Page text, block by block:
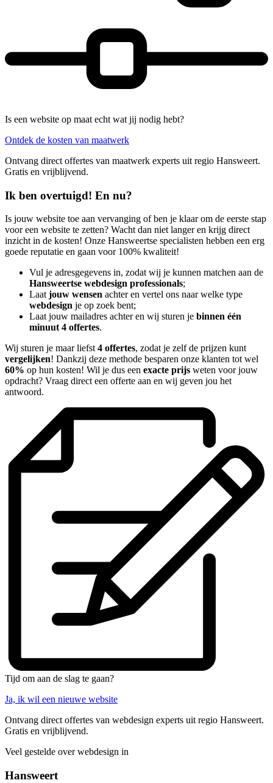
Is een website op maat echt wat jij nodig hebt?
Ontdek de kosten van maatwerk
Ontvang direct offertes van maatwerk experts uit regio Hansweert.
Gratis en vrijblijvend.
Ik ben overtuigd! En nu?
Is jouw website toe aan vervanging of ben je klaar om de eerste stap
voor een website te zetten? Wacht dan niet langer en krijg direct
inzicht in de kosten! Onze Hansweertse specialisten hebben een erg
goede reputatie en gaan voor 100% kwaliteit!
Vul je adresgegevens in, zodat wij je kunnen matchen aan de
Hansweertse webdesign professionals;
Laat jouw wensen achter en vertel ons naar welke type
webdesign je op zoek bent;
Laat jouw mailadres achter en wij sturen je binnen één
minuut 4 offertes.
Wij sturen je maar liefst 4 offertes, zodat je zelf de prijzen kunt
vergelijken! Dankzij deze methode besparen onze klanten tot wel
60% op hun kosten! Wil je dus een exacte prijs weten voor jouw
opdracht? Vraag direct een offerte aan en wij geven jou het
antwoord.
Tijd om aan de slag te gaan?
Ja, ik wil een nieuwe website
Ontvang direct offertes van webdesign experts uit regio Hansweert.
Gratis en vrijblijvend.
Veel gestelde over webdesign in
Hansweert